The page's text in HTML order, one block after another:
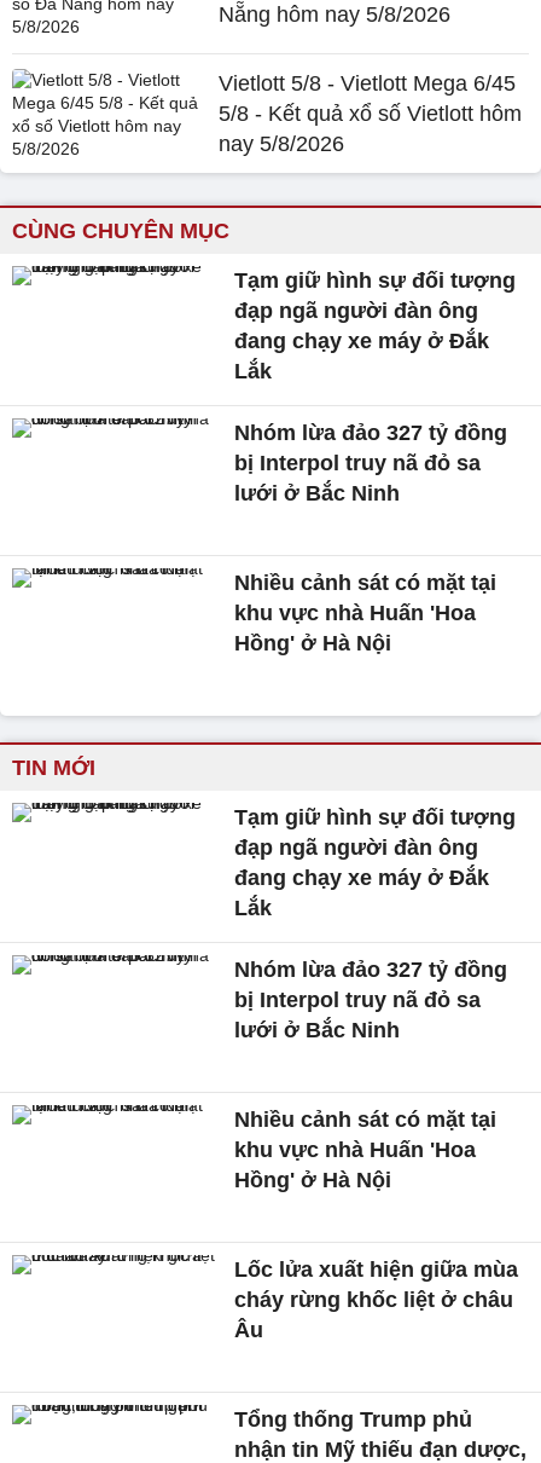
Nẵng hôm nay 5/8/2026
Vietlott 5/8 - Vietlott Mega 6/45
5/8 - Kết quả xổ số Vietlott hôm
nay 5/8/2026
CÙNG CHUYÊN MỤC
Tạm giữ hình sự đối tượng
đạp ngã người đàn ông
đang chạy xe máy ở Đắk
Lắk
Nhóm lừa đảo 327 tỷ đồng
bị Interpol truy nã đỏ sa
lưới ở Bắc Ninh
Nhiều cảnh sát có mặt tại
khu vực nhà Huấn 'Hoa
Hồng' ở Hà Nội
TIN MỚI
Tạm giữ hình sự đối tượng
đạp ngã người đàn ông
đang chạy xe máy ở Đắk
Lắk
Nhóm lừa đảo 327 tỷ đồng
bị Interpol truy nã đỏ sa
lưới ở Bắc Ninh
Nhiều cảnh sát có mặt tại
khu vực nhà Huấn 'Hoa
Hồng' ở Hà Nội
Lốc lửa xuất hiện giữa mùa
cháy rừng khốc liệt ở châu
Âu
Tổng thống Trump phủ
nhận tin Mỹ thiếu đạn dược,